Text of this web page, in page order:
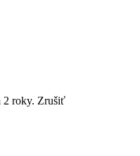
2 roky. Zrušiť